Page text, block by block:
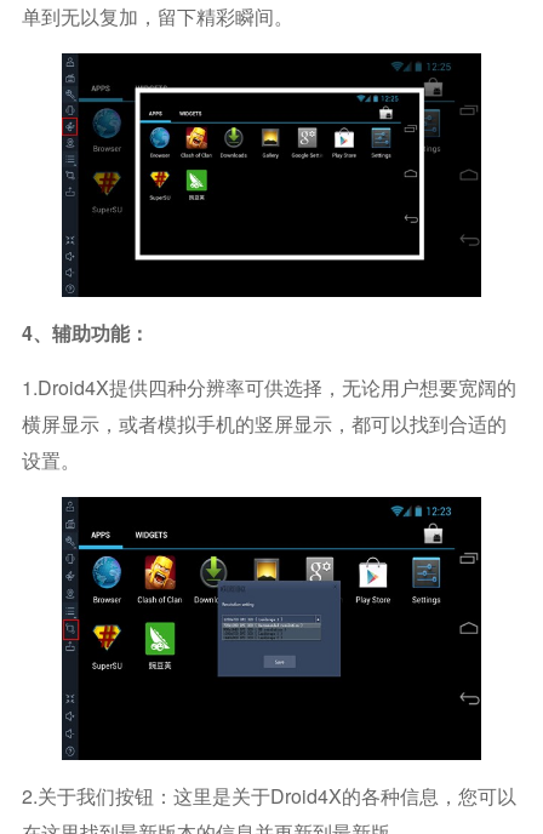
单到无以复加，留下精彩瞬间。
4、辅助功能：
1.Droid4X提供四种分辨率可供选择，无论用户想要宽阔的
横屏显示，或者模拟手机的竖屏显示，都可以找到合适的
设置。
2.关于我们按钮：这里是关于Droid4X的各种信息，您可以